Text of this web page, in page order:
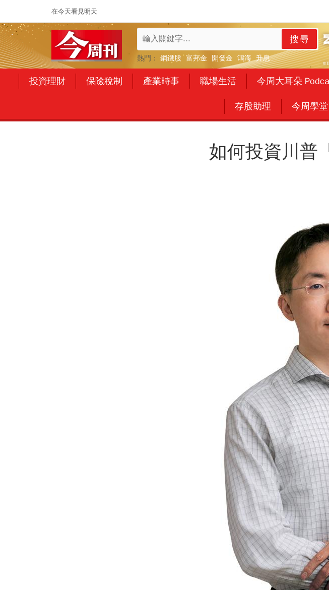
在今天看見明天
搜尋
熱門： 鋼鐵股 富邦金 開發金 鴻海 升息
投資理財 保險稅制 產業時事 職場生活 今周大耳朵
存股助理 今周學堂
如何投資川普